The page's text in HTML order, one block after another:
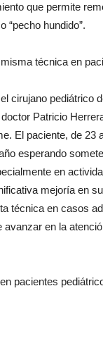
que permite
“pecho hundido”.
técnica en
cirujano pediátrico
Patricio
El paciente, de 23
esperando
en
mejoría en
técnica en casos
en la
pacientes